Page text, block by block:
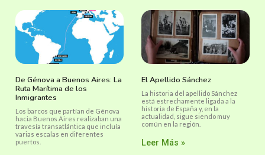
De Génova a Buenos Aires: La
Ruta Marítima de los
Inmigrantes
Los barcos que partían de Génova
hacia Buenos Aires realizaban una
travesía transatlántica que incluía
varias escalas en diferentes
puertos.
El Apellido Sánchez
La historia del apellido Sánchez
está estrechamente ligada a la
historia de España y, en la
actualidad, sigue siendo muy
común en la región.
Leer Más »